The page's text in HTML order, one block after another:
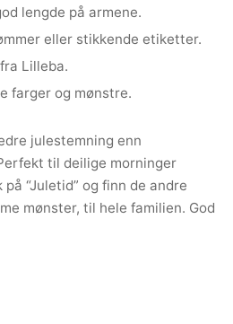
lengde på armene.
eller stikkende etiketter.
Lilleba.
farger og mønstre.
julestemning enn
til deilige morninger
“Juletid” og finn de andre
mønster, til hele familien. God